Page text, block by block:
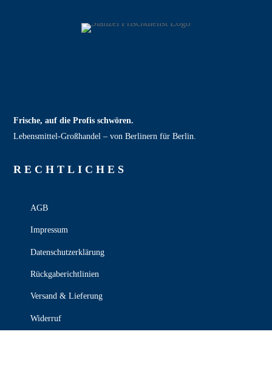
Frische, auf die Profis schwören.
Lebensmittel‑Großhandel – von Berlinern für Berlin.
RECHT­LICHES
AGB
Impressum
Datenschutzerklärung
Rückgaberichtlinien
Versand & Lieferung
Widerruf